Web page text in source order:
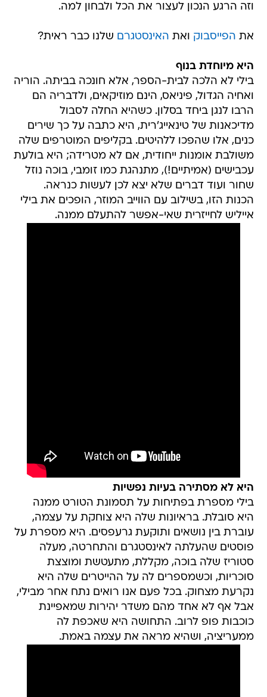
וזה הרגע הנכון לעצור את הכל ולבחון למה.
את הפייסבוק ואת האינסטגרם שלנו כבר ראית?
היא מיוחדת בנוף
בילי לא הלכה לבית-הספר, אלא חונכה בביתה. הוריה
ואחיה הגדול, פיניאס, הינם מוזיקאים, ולדבריה הם
הרבו לנגן ביחד בסלון. כשהיא החלה לסבול
מדיכאנות של טינאייג'רית, היא כתבה על כך שירים
כנים, אלו שהפכו ללהיטים. בקליפים המוטרפים שלה
משולבת אומנות ייחודית, אם לא מטרידה; היא בולעת
עכבישים (אמיתיים!), מתנהגת כמו זומבי, בוכה נוזל
שחור ועוד דברים שלא יצא לכן לעשות כנראה.
הכנות הזו, בשילוב עם הווייב המוזר, הופכים את בילי
אייליש לחייזרית שאי-אפשר להתעלם ממנה.
היא לא מסתירה בעיות נפשיות
בילי מספרת בפתיחות על תסמונת הטורט ממנה
היא סובלת. בראיונות שלה היא צוחקת על עצמה,
עוברת בין נושאים ותוקעת גרעפסים. היא מספרת על
פוסטים שהעלתה לאינסטגרם והתחרטה, מעלה
סטוריז שלה בוכה, מקללת, מתעטשת ומוצצת
סוכריות, וכשמספרים לה על ההייטרים שלה היא
נקרעת מצחוק. בכל פעם אנו רואים נתח אחר מבילי,
אבל אף לא אחד מהם משדר יהירות שמאפיינת
כוכבות פופ לרוב. התחושה היא שאכפת לה
ממעריציה, ושהיא מראה את עצמה באמת.